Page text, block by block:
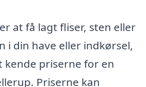
at få lagt fliser, sten eller
i din have eller indkørsel,
kende priserne for en
Priserne kan